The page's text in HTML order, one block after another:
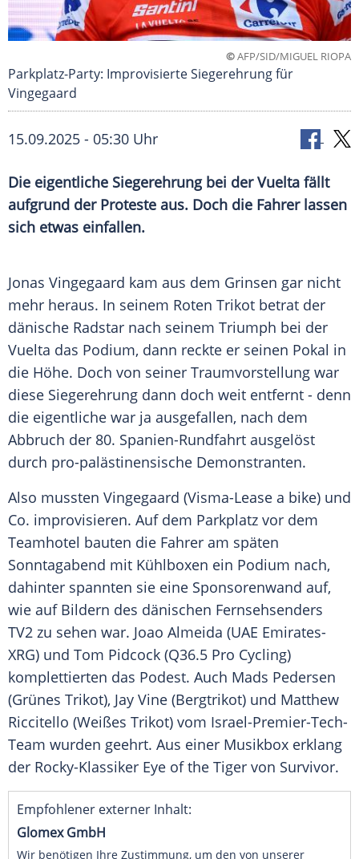
©AFP/SID/MIGUEL RIOPA
Parkplatz-Party: Improvisierte Siegerehrung für
Vingegaard
15.09.2025 - 05:30 Uhr
Die eigentliche Siegerehrung bei der Vuelta fällt
aufgrund der Proteste aus. Doch die Fahrer lassen
sich etwas einfallen.
Jonas Vingegaard kam aus dem Grinsen gar nicht
mehr heraus. In seinem Roten Trikot betrat der
dänische Radstar nach seinem Triumph bei der
Vuelta das Podium, dann reckte er seinen Pokal in
die Höhe. Doch von seiner Traumvorstellung war
diese Siegerehrung dann doch weit entfernt - denn
die eigentliche war ja ausgefallen, nach dem
Abbruch der 80. Spanien-Rundfahrt ausgelöst
durch pro-palästinensische Demonstranten.
Also mussten Vingegaard (Visma-Lease a bike) und
Co. improvisieren. Auf dem Parkplatz vor dem
Teamhotel bauten die Fahrer am späten
Sonntagabend mit Kühlboxen ein Podium nach,
dahinter spannten sie eine Sponsorenwand auf,
wie auf Bildern des dänischen Fernsehsenders
TV2 zu sehen war. Joao Almeida (UAE Emirates-
XRG) und Tom Pidcock (Q36.5 Pro Cycling)
komplettierten das Podest. Auch Mads Pedersen
(Grünes Trikot), Jay Vine (Bergtrikot) und Matthew
Riccitello (Weißes Trikot) vom Israel-Premier-Tech-
Team wurden geehrt. Aus einer Musikbox erklang
der Rocky-Klassiker Eye of the Tiger von Survivor.
Empfohlener externer Inhalt:
Glomex GmbH
Wir benötigen Ihre Zustimmung, um den von unserer